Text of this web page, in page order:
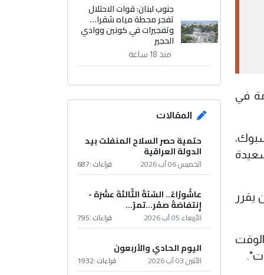
هامة في
يقرر
حان الوقت
جنوب لبنان: قوات الاحتلال
تفجر محطة مياه شقرا…
وتفجيرات في كونين ووادي
الحجير
منذ 18 ساعة
المقالات
حتمية حصر السلاح المنفلت بيد
الدولة العراقية
الخميس 06 آب 2026 قراءات :687
عاشُورْاءُ.. السّنَةُ الثّالثةَ عشَرَة -
إِنتفاضةُ صفَر…تمرّ...
الأربعاء 05 آب 2026 قراءات :795
اليوم الحادي والأربعون
الأثنين 03 آب 2026 قراءات :1932